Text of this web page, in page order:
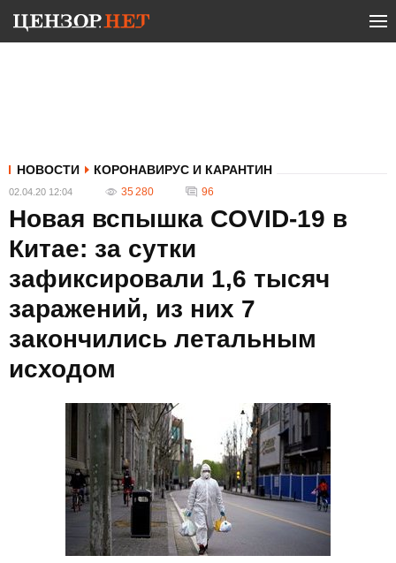
НОВОСТИ КОРОНАВИРУС И КАРАНТИН
02.04.20 12:04 35 280 96
Новая вспышка COVID-19 в
Китае: за сутки
зафиксировали 1,6 тысяч
заражений, из них 7
закончились летальным
исходом